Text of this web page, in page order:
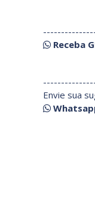
Receba
Envie sua